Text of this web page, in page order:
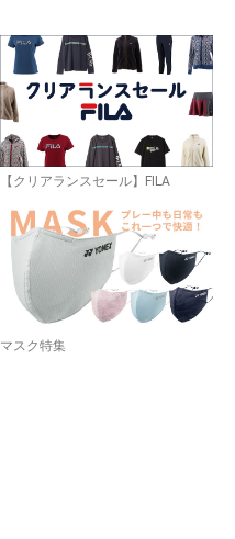
カートへ進む
【クリアランスセール】FILA
マスク特集